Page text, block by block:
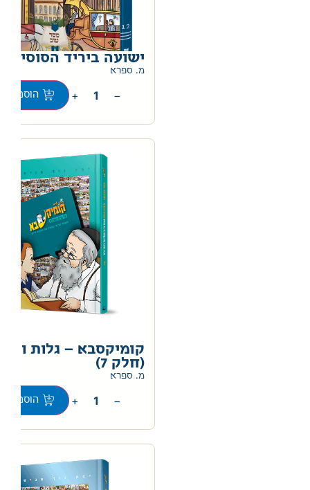
ישועה ביריד הסוסים
מ. ספרא
−
+ הוספה
קומיקסבא – גלות
(חלק 7)
מ. ספרא
−
+ הוספה